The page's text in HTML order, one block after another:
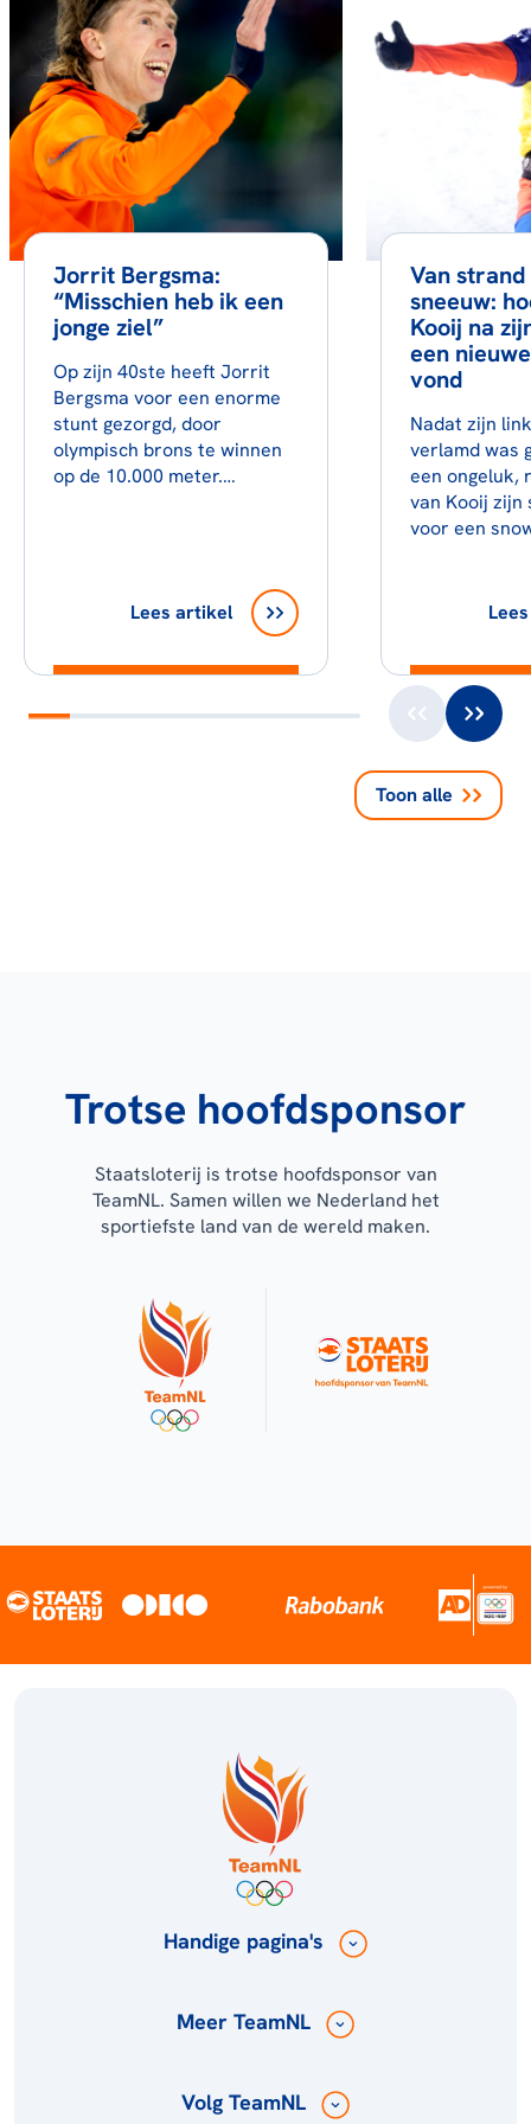
Jorrit Bergsma:
“Misschien heb ik een
jonge ziel”
Op zijn 40ste heeft Jorrit
Bergsma voor een enorme
stunt gezorgd, door
olympisch brons te winnen
op de 10.000 meter.…
Lees artikel
Van
sneeuw:
Kooij na
een
vond
Nadat zijn
verlamd was
een ongeluk,
van Kooij
voor een
Toon alle
Trotse hoofdsponsor
Staatsloterij is trotse hoofdsponsor van
TeamNL. Samen willen we Nederland het
sportiefste land van de wereld maken.
Handige pagina's
Meer TeamNL
Volg TeamNL